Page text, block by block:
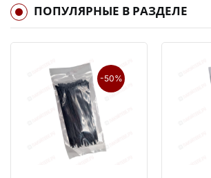
ПОПУЛЯРНЫЕ В РАЗДЕЛЕ
-50%